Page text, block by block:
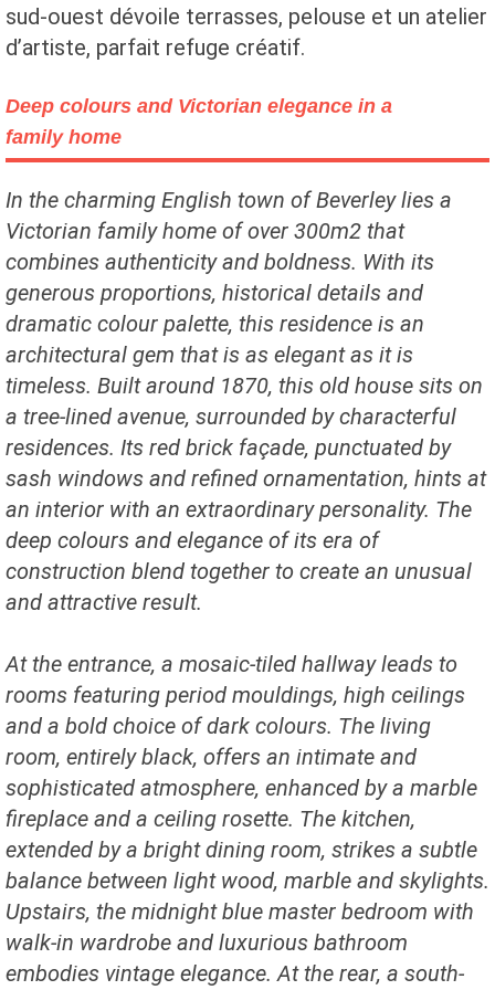
sud-ouest dévoile terrasses, pelouse et un atelier
d’artiste, parfait refuge créatif.
Deep colours and Victorian elegance in a
family home
In the charming English town of Beverley lies a
Victorian family home of over 300m2 that
combines authenticity and boldness. With its
generous proportions, historical details and
dramatic colour palette, this residence is an
architectural gem that is as elegant as it is
timeless. Built around 1870, this old house sits on
a tree-lined avenue, surrounded by characterful
residences. Its red brick façade, punctuated by
sash windows and refined ornamentation, hints at
an interior with an extraordinary personality. The
deep colours and elegance of its era of
construction blend together to create an unusual
and attractive result.
At the entrance, a mosaic-tiled hallway leads to
rooms featuring period mouldings, high ceilings
and a bold choice of dark colours. The living
room, entirely black, offers an intimate and
sophisticated atmosphere, enhanced by a marble
fireplace and a ceiling rosette. The kitchen,
extended by a bright dining room, strikes a subtle
balance between light wood, marble and skylights.
Upstairs, the midnight blue master bedroom with
walk-in wardrobe and luxurious bathroom
embodies vintage elegance. At the rear, a south-